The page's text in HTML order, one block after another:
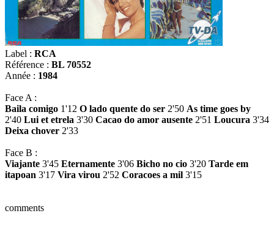
Label : RCA
Référence : BL 70552
Année : 1984
Face A :
Baila comigo 1'12 O lado quente do ser 2'50 As time goes by
2'40 Lui et etrela 3'30 Cacao do amor ausente 2'51 Loucura 3'34
Deixa chover 2'33
Face B :
Viajante 3'45 Eternamente 3'06 Bicho no cio 3'20 Tarde em
itapoan 3'17 Vira virou 2'52 Coracoes a mil 3'15
comments